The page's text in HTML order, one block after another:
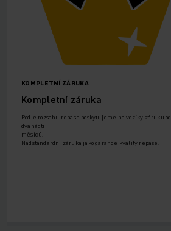
KOMPLETNÍ ZÁRUKA
Kompletní záruka
Podle rozsahu repase poskytujeme na vozíky záruku
dvanácti
měsíců.
Nadstandardní záruka jako garance kvality repase.